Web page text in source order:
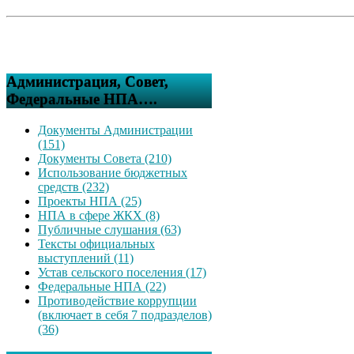
Администрация, Совет,
Федеральные НПА….
Документы Администрации
(151)
Документы Совета (210)
Использование бюджетных
средств (232)
Проекты НПА (25)
НПА в сфере ЖКХ (8)
Публичные слушания (63)
Тексты официальных
выступлений (11)
Устав сельского поселения (17)
Федеральные НПА (22)
Противодействие коррупции
(включает в себя 7 подразделов)
(36)